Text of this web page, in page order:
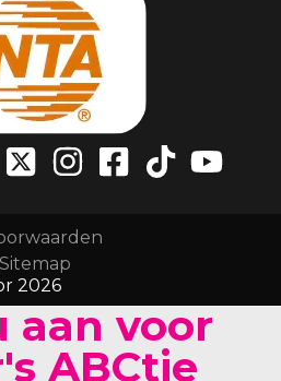
Sitemap
2026
aan voor
ABCtje